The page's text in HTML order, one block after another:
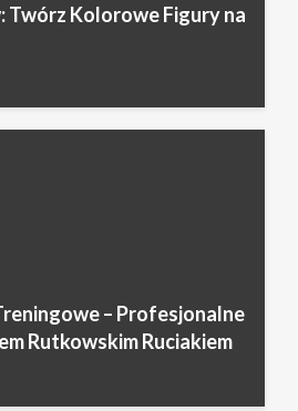
Twórz Kolorowe Figury na
– Profesjonalne
Rutkowskim Ruciakiem